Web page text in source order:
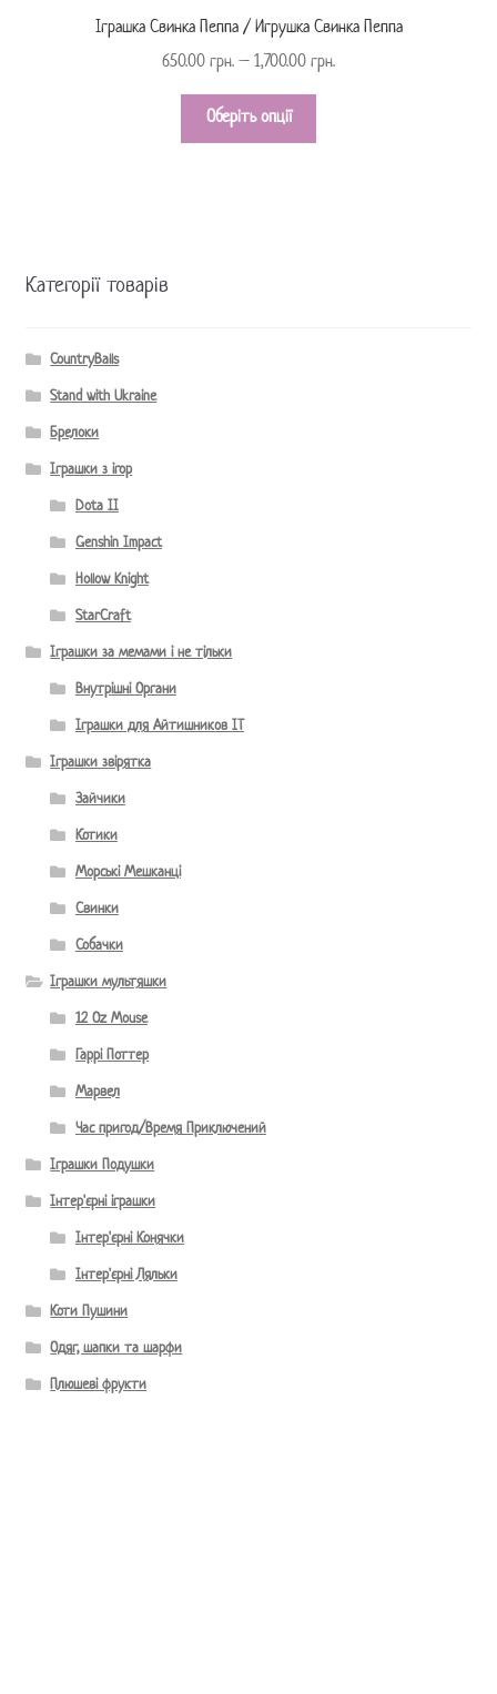
Іграшка Свинка Пеппа / Игрушка Свинка Пеппа
650.00 грн. – 1,700.00 грн.
Оберіть опції
Категорії товарів
CountryBalls
Stand with Ukraine
Брелоки
Іграшки з ігор
Dota II
Genshin Impact
Hollow Knight
StarCraft
Іграшки за мемами і не тільки
Внутрішні Органи
Іграшки для Айтишников IT
Іграшки звірятка
Зайчики
Котики
Морські Мешканці
Свинки
Собачки
Іграшки мультяшки
12 Oz Mouse
Гаррі Поттер
Марвел
Час пригод/Время Приключений
Іграшки Подушки
Інтер'єрні іграшки
Інтер'єрні Конячки
Інтер'єрні Ляльки
Коти Пушини
Одяг, шапки та шарфи
Плюшеві фрукти